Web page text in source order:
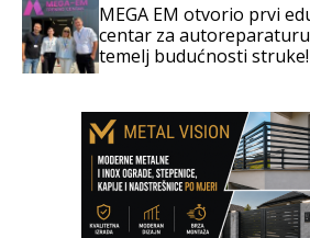
MEGA EM otvorio prvi
centar za
temelj budućnosti struke!